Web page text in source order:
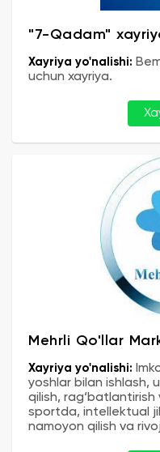
"7-Qadam"
Xayriya yo'nalishi:
uchun xayriya.
Mehrli Qo'llar
Xayriya yo'nalishi:
yoshlar bilan ishlash,
qilish, rag‘batlantirish
sportda, intellektual
namoyon qilish va